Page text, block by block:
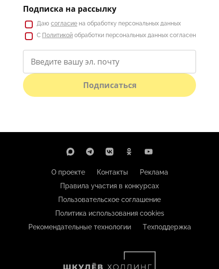
Подписка на рассылку
Даю согласие на обработку персональных данных
С Политикой обработки персональных данных согласен
Подписаться
О проекте Контакты
Реклама
Правила участия в конкурсах
Пользовательское соглашение
Политика использования cookies
Рекомендательные технологии
Техподдержка